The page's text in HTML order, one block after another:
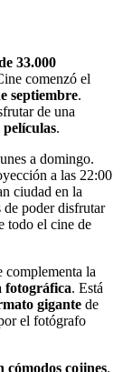
33.000
comenzó el
septiembre.
de una
películas.
a domingo.
a las 22:00
ciudad en la
de poder disfrutar
todo el cine de
complementa la
fotográfica. Está
gigante de
el fotógrafo
cómodos cojines.